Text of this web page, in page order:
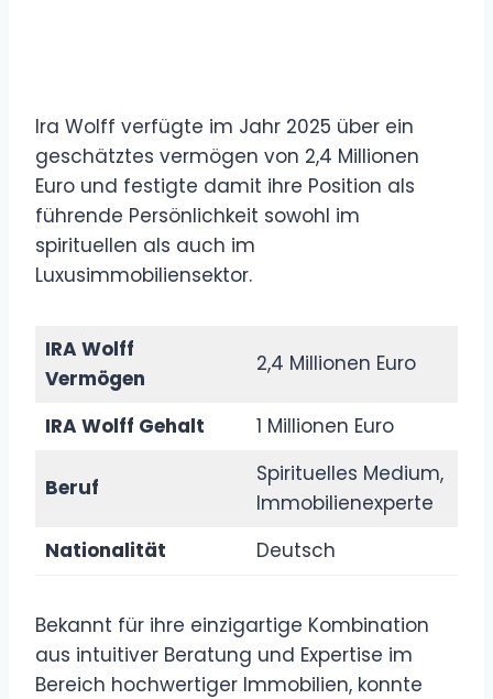
Ira Wolff verfügte im Jahr 2025 über ein
geschätztes vermögen von 2,4 Millionen
Euro und festigte damit ihre Position als
führende Persönlichkeit sowohl im
spirituellen als auch im
Luxusimmobiliensektor.
IRA Wolff
Vermögen
2,4 Millionen Euro
IRA Wolff Gehalt 1 Millionen Euro
Beruf
Spirituelles Medium,
Immobilienexperte
Nationalität
Deutsch
Bekannt für ihre einzigartige Kombination
aus intuitiver Beratung und Expertise im
Bereich hochwertiger Immobilien, konnte